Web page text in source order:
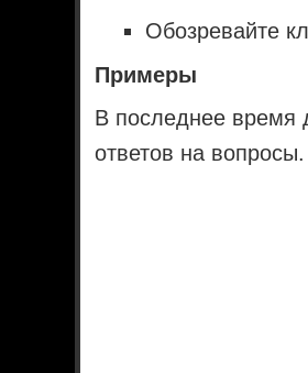
Обозревайте
Примеры
В последнее время
ответов на